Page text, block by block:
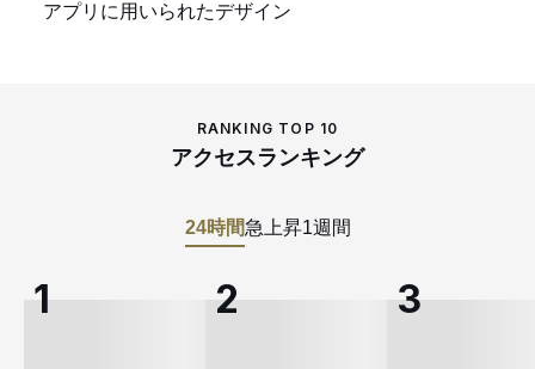
アプリに用いられたデザイン
RANKING TOP 10
アクセスランキング
24時間急上昇1週間